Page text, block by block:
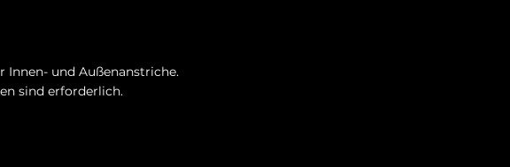
Innen- und Außenanstriche.
sind erforderlich.